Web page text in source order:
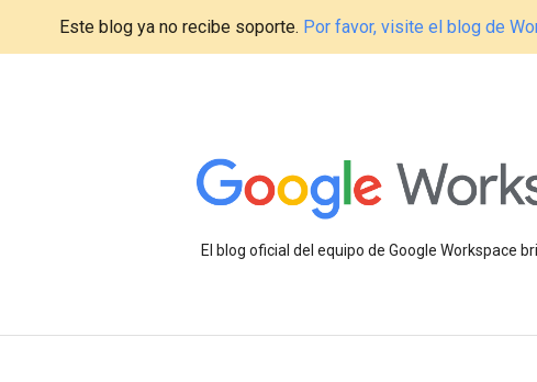
Este blog ya no recibe soporte. Por favor, visite el blog de
El blog oficial del equipo de Google Workspace